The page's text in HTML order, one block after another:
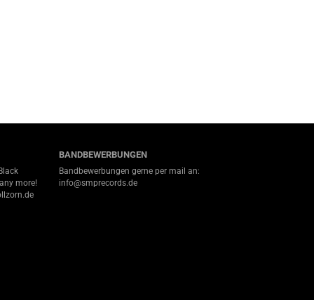
more!
BANDBEWERBUNGEN
Bandbewerbungen gerne per mail an:
info@smprecords.de